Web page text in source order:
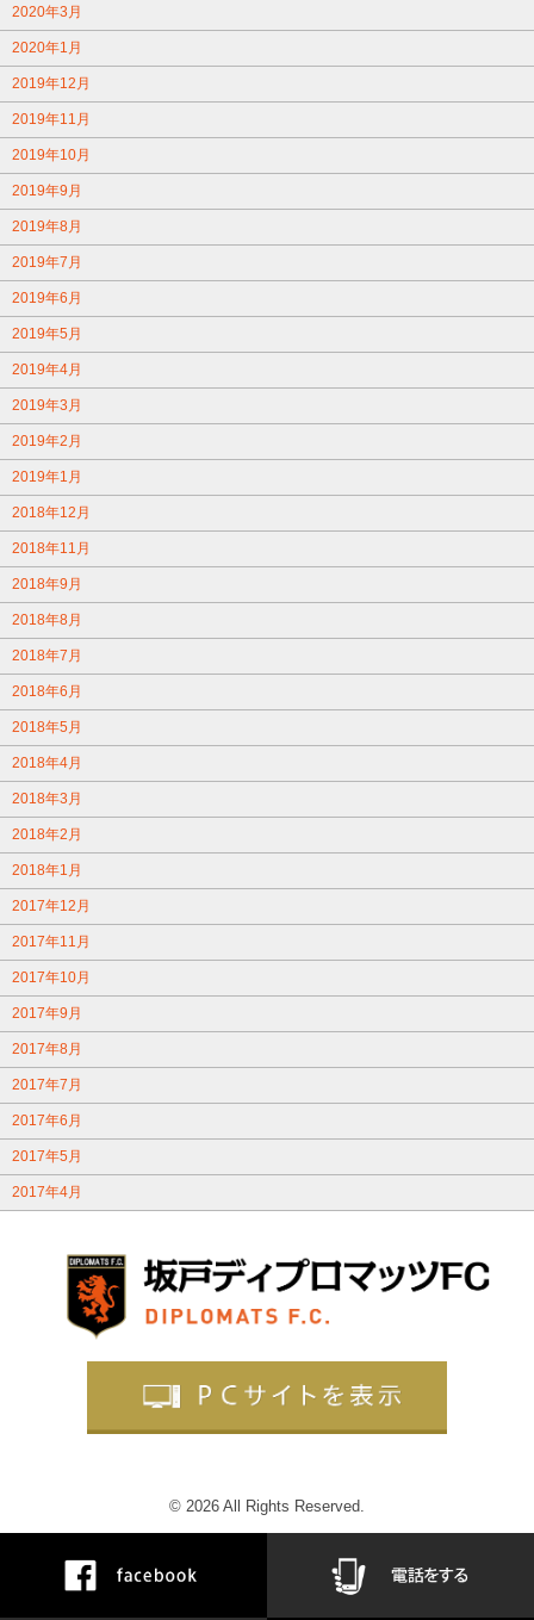
2020年3月
2020年1月
2019年12月
2019年11月
2019年10月
2019年9月
2019年8月
2019年7月
2019年6月
2019年5月
2019年4月
2019年3月
2019年2月
2019年1月
2018年12月
2018年11月
2018年9月
2018年8月
2018年7月
2018年6月
2018年5月
2018年4月
2018年3月
2018年2月
2018年1月
2017年12月
2017年11月
2017年10月
2017年9月
2017年8月
2017年7月
2017年6月
2017年5月
2017年4月
© 2026 All Rights Reserved.